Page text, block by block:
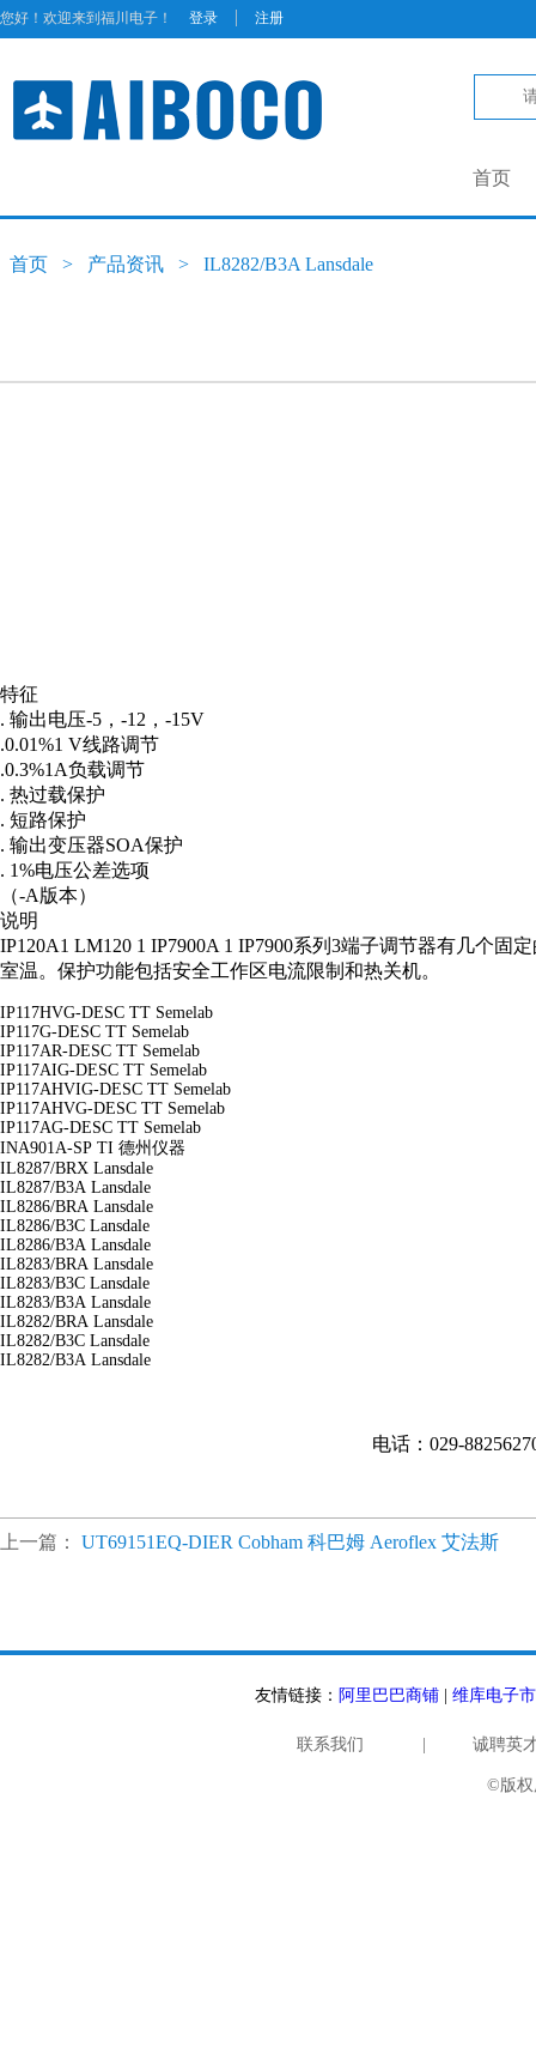
您好！欢迎来到福川电子！ 登录 | 注册
首页
首页 > 产品资讯 > IL8282/B3A Lansdale
特征
. 输出电压-5，-12，-15V
.0.01%1 V线路调节
.0.3%1A负载调节
. 热过载保护
. 短路保护
. 输出变压器SOA保护
. 1%电压公差选项
（-A版本）
说明
IP120A1 LM120 1 IP7900A 1 IP7900系列3端子调节器有几个
室温。保护功能包括安全工作区电流限制和热关机。
IP117HVG-DESC TT Semelab
IP117G-DESC TT Semelab
IP117AR-DESC TT Semelab
IP117AIG-DESC TT Semelab
IP117AHVIG-DESC TT Semelab
IP117AHVG-DESC TT Semelab
IP117AG-DESC TT Semelab
INA901A-SP TI 德州仪器
IL8287/BRX Lansdale
IL8287/B3A Lansdale
IL8286/BRA Lansdale
IL8286/B3C Lansdale
IL8286/B3A Lansdale
IL8283/BRA Lansdale
IL8283/B3C Lansdale
IL8283/B3A Lansdale
IL8282/BRA Lansdale
IL8282/B3C Lansdale
IL8282/B3A Lansdale
电话：029-
上一篇： UT69151EQ-DIER Cobham 科巴姆 Aeroflex 艾法斯
友情链接： 阿里巴巴商铺 维库电子
联系我们 诚聘英
©版权